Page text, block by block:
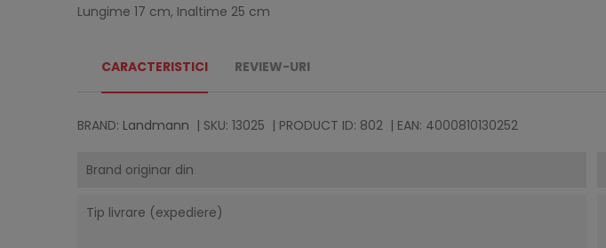
Lungime 17 cm, Inaltime 25 cm
CARACTERISTICI REVIEW-URI
BRAND: Landmann | SKU: 13025 | PRODUCT ID: 802 | EAN: 4000810130252
Brand originar din
Tip livrare (expediere)